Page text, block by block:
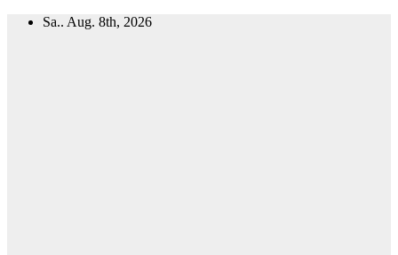
Zum
Sa.. Aug. 8th, 2026